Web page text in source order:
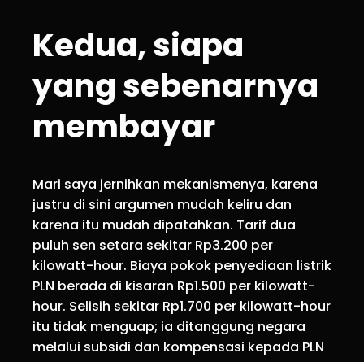
Kedua, siapa
yang sebenarnya
membayar
Mari saya jernihkan mekanismenya, karena
justru di sini argumen mudah keliru dan
karena itu mudah dipatahkan. Tarif dua
puluh sen setara sekitar Rp3.200 per
kilowatt-hour. Biaya pokok penyediaan listrik
PLN berada di kisaran Rp1.500 per kilowatt-
hour. Selisih sekitar Rp1.700 per kilowatt-hour
itu tidak menguap; ia ditanggung negara
melalui subsidi dan kompensasi kepada PLN